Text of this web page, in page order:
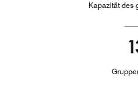
Kapazität des